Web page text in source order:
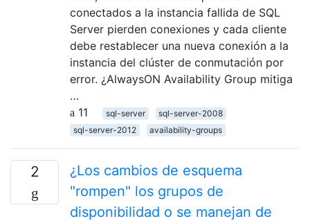
conectados a la instancia fallida de SQL
Server pierden conexiones y cada cliente
debe restablecer una nueva conexión a la
instancia del clúster de conmutación por
error. ¿AlwaysON Availability Group mitiga
…
11
sql-server
sql-server-2008
sql-server-2012
availability-groups
2
¿Los cambios de esquema
"rompen" los grupos de
disponibilidad o se manejan de